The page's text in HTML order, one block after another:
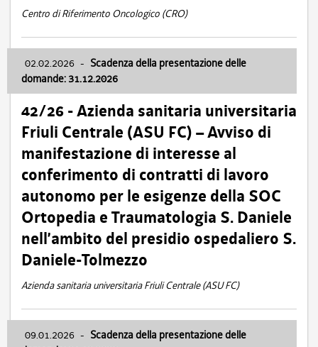
Centro di Riferimento Oncologico (CRO)
02.02.2026 - Scadenza della presentazione delle
domande: 31.12.2026
42/26 - Azienda sanitaria universitaria
Friuli Centrale (ASU FC) – Avviso di
manifestazione di interesse al
conferimento di contratti di lavoro
autonomo per le esigenze della SOC
Ortopedia e Traumatologia S. Daniele
nell’ambito del presidio ospedaliero S.
Daniele-Tolmezzo
Azienda sanitaria universitaria Friuli Centrale (ASU FC)
09.01.2026 - Scadenza della presentazione delle